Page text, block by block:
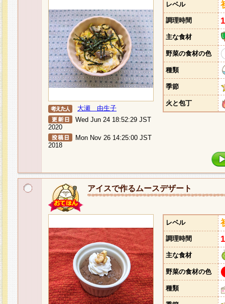
大瀬 由生子
Wed Jun 24 18:52:29 JST
2020
Mon Nov 26 14:25:00 JST
2018
レベル
調理時間
主な食材
野菜の食材の色
種類
季節
火と包丁
アイスで作るムースデザート
レベル
調理時間
主な食材
野菜の食材の色
種類